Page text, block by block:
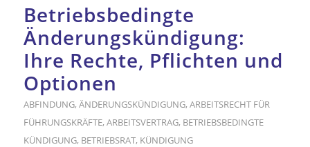
Betriebsbedingte
Änderungskündigung:
Ihre Rechte, Pflichten und
Optionen
ABFINDUNG, ÄNDERUNGSKÜNDIGUNG, ARBEITSRECHT FÜR
FÜHRUNGSKRÄFTE, ARBEITSVERTRAG, BETRIEBSBEDINGTE
KÜNDIGUNG, BETRIEBSRAT, KÜNDIGUNG